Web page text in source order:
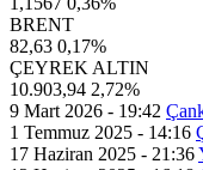
BRENT
82,63 0,17%
ÇEYREK ALTIN
10.903,94 2,72%
9 Mart 2026 - 19:42
1 Temmuz 2025 - 14:16
17 Haziran 2025 - 21:36